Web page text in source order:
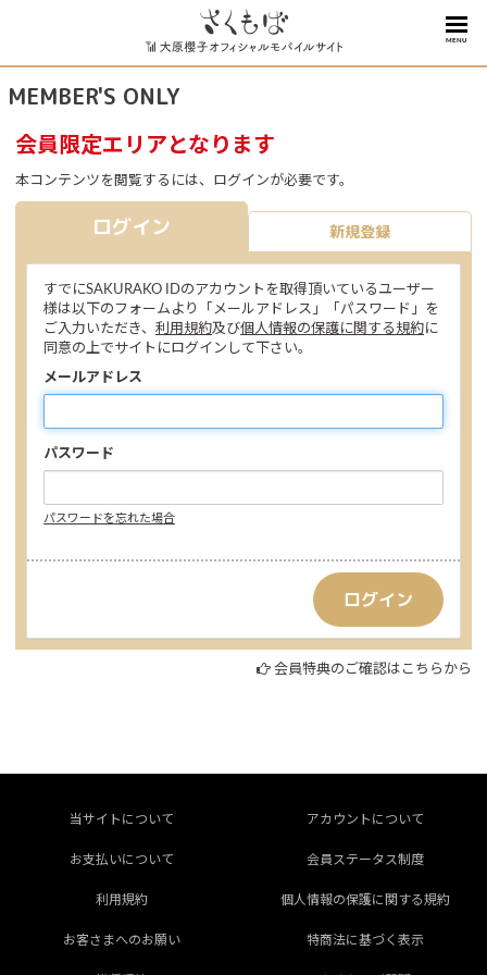
MENU
MEMBER'S ONLY
会員限定エリアとなります
本コンテンツを閲覧するには、ログインが必要です。
ログイン 新規登録
すでにSAKURAKO IDのアカウントを取得頂いているユーザー
様は以下のフォームより「メールアドレス」「パスワード」を
ご入力いただき、 利用規約及び個人情報の保護に関する規約に
同意の上でサイトにログインして下さい。
メールアドレス
パスワード
パスワードを忘れた場合
会員特典のご確認はこちらから
当サイトについて アカウントについて
お支払いについて 会員ステータス制度
利用規約 個人情報の保護に関する規約
お客さまへのお願い 特商法に基づく表示